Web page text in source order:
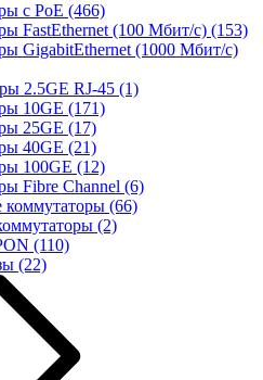
с PoE (466)
FastEthernet (100 Мбит/с) (153)
GigabitEthernet (1000 Мбит/с)
2.5GE RJ-45 (1)
10GE (171)
25GE (17)
40GE (21)
100GE (12)
Fibre Channel (6)
(66)
(2)
(110)
(22)